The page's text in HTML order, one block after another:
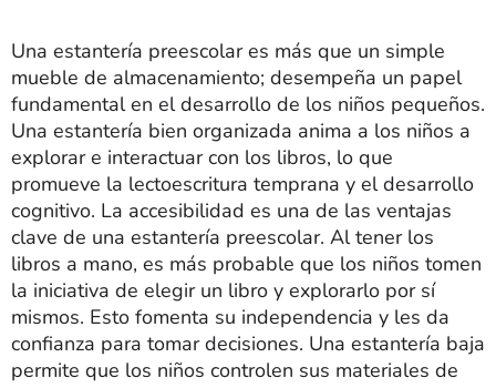
Una estantería preescolar es más que un simple
mueble de almacenamiento; desempeña un papel
fundamental en el desarrollo de los niños pequeños.
Una estantería bien organizada anima a los niños a
explorar e interactuar con los libros, lo que
promueve la lectoescritura temprana y el desarrollo
cognitivo. La accesibilidad es una de las ventajas
clave de una estantería preescolar. Al tener los
libros a mano, es más probable que los niños tomen
la iniciativa de elegir un libro y explorarlo por sí
mismos. Esto fomenta su independencia y les da
confianza para tomar decisiones. Una estantería baja
permite que los niños controlen sus materiales de